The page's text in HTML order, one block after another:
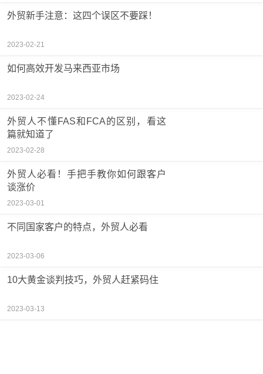
外贸新手注意：这四个误区不要踩！
2023-02-21
如何高效开发马来西亚市场
2023-02-24
外贸人不懂FAS和FCA的区别，看这
篇就知道了
2023-02-28
外贸人必看！手把手教你如何跟客户
谈涨价
2023-03-01
不同国家客户的特点，外贸人必看
2023-03-06
10大黄金谈判技巧，外贸人赶紧码住
2023-03-13